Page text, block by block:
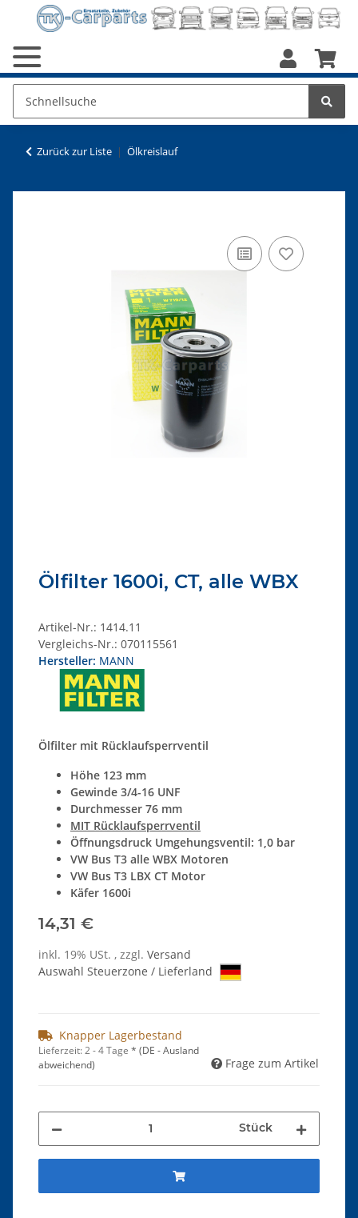
Zurück zur Liste Ölkreislauf
Ölfilter 1600i, CT, alle WBX
Artikel-Nr.: 1414.11
Vergleichs-Nr.: 070115561
Hersteller: MANN
Ölfilter mit Rücklaufsperrventil
Höhe 123 mm
Gewinde 3/4-16 UNF
Durchmesser 76 mm
MIT Rücklaufsperrventil
Öffnungsdruck Umgehungsventil: 1,0 bar
VW Bus T3 alle WBX Motoren
VW Bus T3 LBX CT Motor
Käfer 1600i
14,31 €
inkl. 19% USt. , zzgl. Versand
Auswahl Steuerzone / Lieferland
Knapper Lagerbestand
Lieferzeit:2 - 4 Tage * (DE - Ausland
abweichend)
Frage zum Artikel
Stück